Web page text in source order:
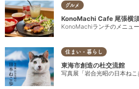
グルメ
KonoMachi Cafe 尾張横
KonoMachiランチのメニュー
住まい・暮らし
東海市創造の杜交流館
写真展「岩合光昭の日本ねこ